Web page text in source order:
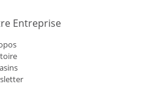
Entreprise